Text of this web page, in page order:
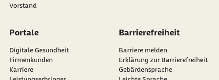
Vorstand
Portale
Digitale Gesundheit
Firmenkunden
Karriere
Barrierefreiheit
Barriere melden
Erklärung zur Barrierefreiheit
Gebärdensprache